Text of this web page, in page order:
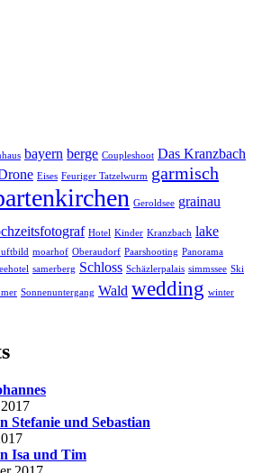
bayern berge Coupleshoot Das Kranzbach
Eises Feuriger Tatzelwurm garmisch
Geroldsee grainau
Hotel Kinder Kranzbach lake
moarhof Oberaudorf Paarshooting Panorama
samerberg Schloss Schäzlerpalais simmssee Ski
Sonnenuntergang Wald wedding winter
Stefanie und Sebastian
Isa und Tim